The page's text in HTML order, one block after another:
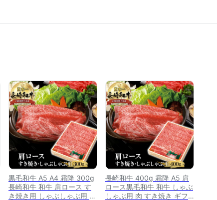
黒毛和牛 A5 A4 霜降 300g
長崎和牛 和牛 肩ロース す
き焼き用 しゃぶしゃぶ用 長
長崎和牛 400g 霜降 A5 肩
ロース黒毛和牛 和牛 しゃぶ
しゃぶ用 肉 すき焼き ギフ